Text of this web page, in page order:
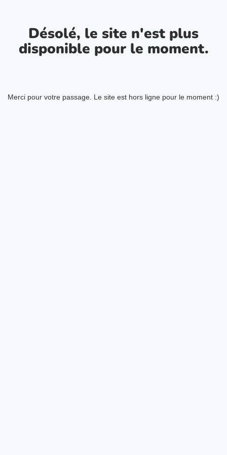
Désolé, le site n'est plus
disponible pour le moment.
Merci pour votre passage. Le site est hors ligne pour le moment :)